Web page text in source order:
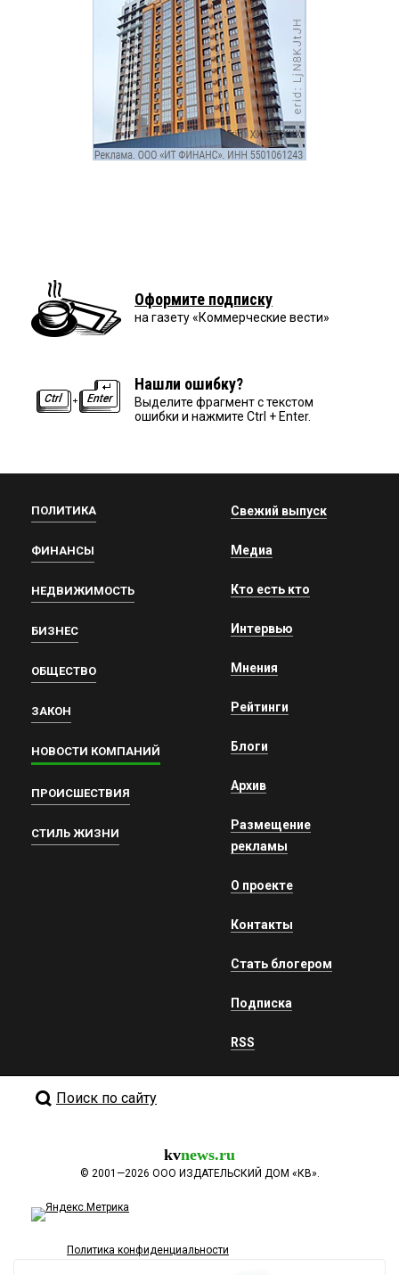
Оформите подписку
на газету «Коммерческие вести»
Нашли ошибку?
Выделите фрагмент с текстом
ошибки и нажмите Ctrl + Enter.
ПОЛИТИКА
ФИНАНСЫ
НЕДВИЖИМОСТЬ
БИЗНЕС
ОБЩЕСТВО
ЗАКОН
НОВОСТИ КОМПАНИЙ
ПРОИСШЕСТВИЯ
СТИЛЬ ЖИЗНИ
Свежий выпуск
Медиа
Кто есть кто
Интервью
Мнения
Рейтинги
Блоги
Архив
Размещение
рекламы
О проекте
Контакты
Стать блогером
Подписка
RSS
Поиск по сайту
kvnews.ru
© 2001—2026 ООО ИЗДАТЕЛЬСКИЙ ДОМ «КВ».
Политика конфиденциальности